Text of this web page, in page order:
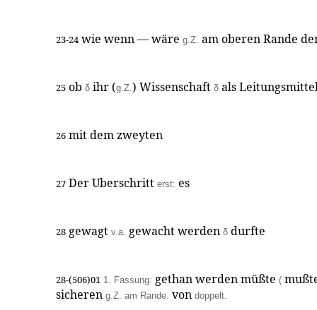
23-24 wie wenn — wäre g.Z. am oberen Rande
25 ob δ ihr (g.Z.) Wissenschaft δ als
26 mit dem zweyten
27 Der Uberschritt erst: es
28 gewagt v.a. gewacht werden δ durfte
28-(506)01 1. Fassung: gethan werden müßte (
sicheren g.Z. am Rande. von doppelt.